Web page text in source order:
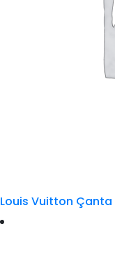
Louis Vuitton Çanta